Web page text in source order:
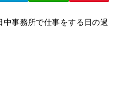
事務所で仕事をする日の過